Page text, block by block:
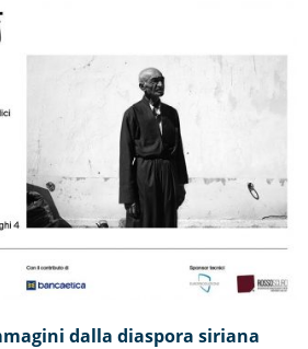
dalla diaspora siriana